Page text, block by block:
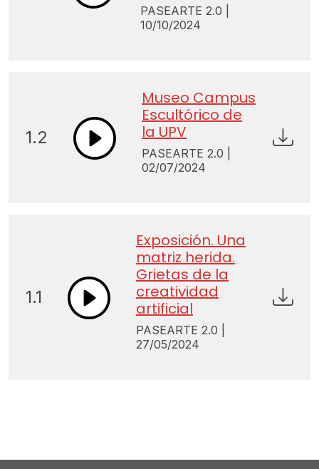
PASEARTE 2.0 |
10/10/2024
1.2
Museo Campus
Escultórico de
la UPV
PASEARTE 2.0 |
02/07/2024
1.1
Exposición. Una
matriz herida.
Grietas de la
creatividad
artificial
PASEARTE 2.0 |
27/05/2024